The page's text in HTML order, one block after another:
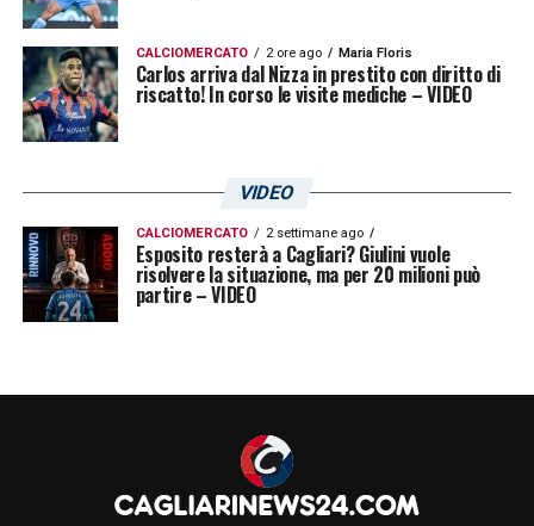
CALCIOMERCATO 2 ore ago Maria Floris
Carlos arriva dal Nizza in prestito con diritto di
riscatto! In corso le visite mediche – VIDEO
VIDEO
CALCIOMERCATO 2 settimane ago
Esposito resterà a Cagliari? Giulini vuole
risolvere la situazione, ma per 20 milioni può
partire – VIDEO